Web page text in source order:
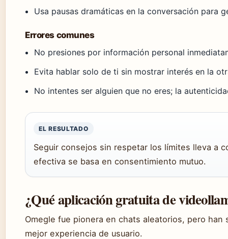
Usa pausas dramáticas en la conversación para
Errores comunes
No presiones por información personal
Evita hablar solo de ti sin mostrar interés en la
No intentes ser alguien que no eres; la
EL RESULTADO
Seguir consejos sin respetar los límites lleva a
efectiva se basa en consentimiento mutuo.
¿Qué aplicación gratuita de
Omegle fue pionera en chats aleatorios, pero
mejor experiencia de usuario.